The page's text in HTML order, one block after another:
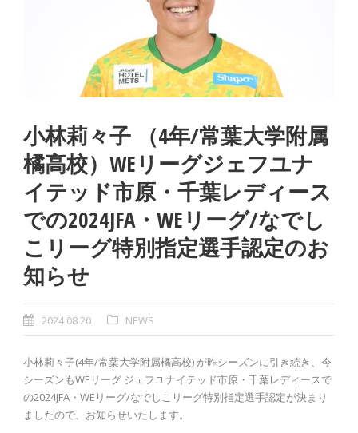
小林莉々子 （4年/常葉大学附属
橘高校）WEリーグジェフユナ
イテッド市原・千葉レディース
での2024JFA・WEリーグ/なでし
こリーグ特別指定選手認定のお
知らせ
2024 08 20 NEWS
小林莉々子(4年/常葉大学附属橘高校) が昨シーズンに引き続き、今
シーズンもWEリーグ ジェフユナイテッド市原・千葉レディースで
の2024JFA・WEリーグ/なでしこリーグ特別指定選手認定が決まり
ましたので、お知らせいたします。